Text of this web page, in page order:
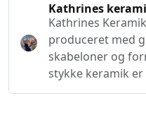
Kathrines
Kathrines
produceret med
skabeloner og
stykke keramik